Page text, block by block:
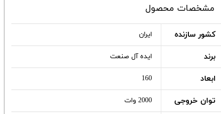
مشخصات محصول
کشور سازنده ایران
برند ایده آل صنعت
ابعاد 160
توان خروجی 2000 وات